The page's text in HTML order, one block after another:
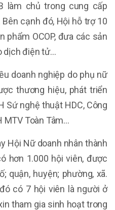
làm chủ trong cung cấp
cạnh đó, Hội hỗ trợ 10
phẩm OCOP, đưa các sản
dịch điện tử…
doanh nghiệp do phụ nữ
thương hiệu, phát triển
Sứ nghệ thuật HDC, Công
MTV Toàn Tâm…
Hội Nữ doanh nhân thành
hơn 1.000 hội viên, được
quận, huyện; phường, xã.
có 7 hội viên là người ở
tham gia sinh hoạt trong